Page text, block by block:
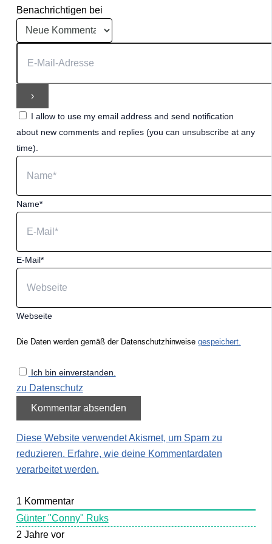
Benachrichtigen bei
I allow to use my email address and send notification
about new comments and replies (you can unsubscribe at any
time).
Name*
E-Mail*
Webseite
Die Daten werden gemäß der Datenschutzhinweise gespeichert.
Ich bin einverstanden.
zu Datenschutz
Diese Website verwendet Akismet, um Spam zu
reduzieren. Erfahre, wie deine Kommentardaten
verarbeitet werden.
1 Kommentar
Günter "Conny" Ruks
2 Jahre vor